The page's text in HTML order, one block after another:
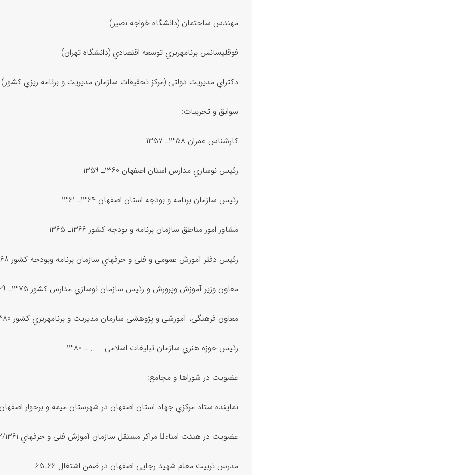
مهندس ساختمان (دانشگاه خواجه نصیر)
فوقلیسانس برنامهریزي توسعه اقتصادي (دانشگاه تهران)
دکتراي مدیریت دولتی (مرکز تحقیقات سازمان مدیریت و برنامه ریزي کشور)
سوابق و تجربیات:
کارشناس عمران 1358ـ 1357
رئیس نوسازي مدارس استان اصفهان 1360ـ 1359
رئیس سازمان برنامه و بودجه استان اصفهان 1364ـ 1361
مشاور امور مناطق سازمان برنامه و بودجه کشور 1366ـ 1365
رئیس دفتر آموزش عمومی و فنی و حرفهاي سازمان برنامه وبودجه کشور 1368ـ 1367
معاون وزیر آموزش وپرورش و رئیس سازمان نوسازي مدارس کشور 1375ـ 1369
معاون فرهنگی، آموزشی و پژوهشی سازمان مدیریت و برنامهریزي کشور 1380ـ 1375
رئیس حوزه هنري سازمان تبلیغات اسلامی ……. ـ 1380
عضویت در شوراها و مجامع:
نماینده ستاد مرکزي جهاد استان اصفهان در شهرستان میمه و برخوار اصفهان 23/4/
عضویت در هیئت امناء مراکز مستقل سازمان آموزش فنی و حرفهاي 10/12/1361
مدرس تربیت معلم شهید رجایی اصفهان در ضمن اشتغال 66ـ65